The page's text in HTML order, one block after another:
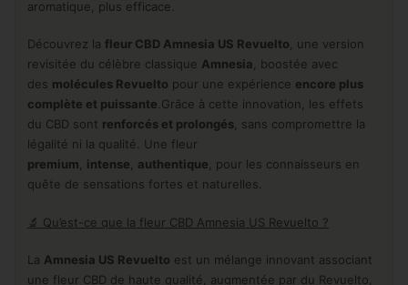
aromatique, plus efficace.
Découvrez la fleur CBD Amnesia US Revuelto , une version
revisitée du célèbre classique Amnesia , boostée avec
des molécules Revuelto pour une expérience encore plus
complète et puissante .Grâce à cette innovation, les effets
du CBD sont renforcés et prolongés, sans compromettre la
légalité ni la qualité. Une fleur
premium
intense authentique , pour les connaisseurs en
quête de sensations fortes et naturelles.
🔬 Qu’est-ce que la fleur CBD Amnesia US Revuelto ?
La Amnesia US Revuelto est un mélange innovant associant
une fleur CBD de haute qualité, augmentée par du Revuelto,